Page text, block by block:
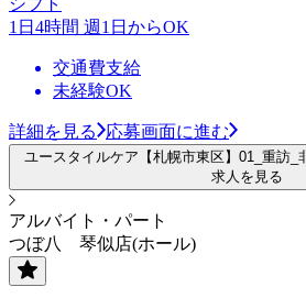
1日4時間 週1日からOK
交通費支給
未経験OK
詳細を見る 応募画面に進む
ユースタイルケア【札幌市東区】01_重訪_
求人を見る
アルバイト・パート
つぼ八 琴似店(ホール)